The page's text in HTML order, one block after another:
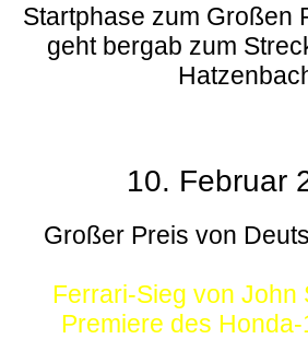
Startphase zum Großen
geht bergab zum
10. Februar
Großer Preis von
Ferrari-Sieg von John
Premiere des